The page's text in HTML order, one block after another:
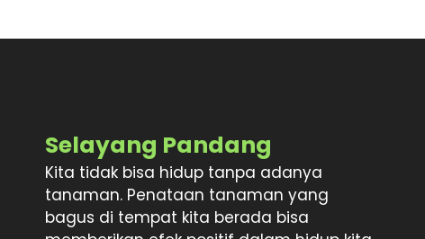
Selayang Pandang
Kita tidak bisa hidup tanpa adanya
tanaman. Penataan tanaman yang
bagus di tempat kita berada bisa